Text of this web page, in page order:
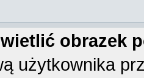
obrazek
użytkownika